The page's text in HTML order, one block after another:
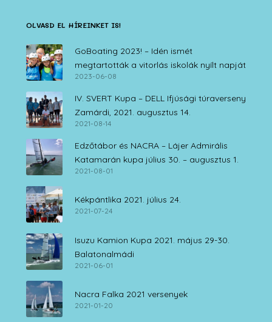
OLVASD EL HÍREINKET IS!
GoBoating 2023! – Idén ismét
megtartották a vitorlás iskolák nyílt napját
2023-06-08
IV. SVERT Kupa – DELL Ifjúsági túraverseny
Zamárdi, 2021. augusztus 14.
2021-08-14
Edzőtábor és NACRA – Lájer Admirális
Katamarán kupa július 30. – augusztus 1.
2021-08-01
Kékpántlika 2021. július 24.
2021-07-24
Isuzu Kamion Kupa 2021. május 29-30.
Balatonalmádi
2021-06-01
Nacra Falka 2021 versenyek
2021-01-20